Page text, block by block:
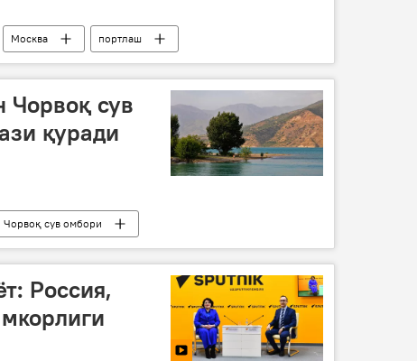
Москва
портлаш
сув
қуради
Чорвоқ сув омбори
Россия,